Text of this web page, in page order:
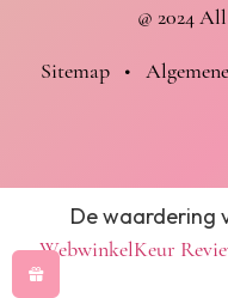
@ 2024
Sitemap •
De waardering
WebwinkelKeur